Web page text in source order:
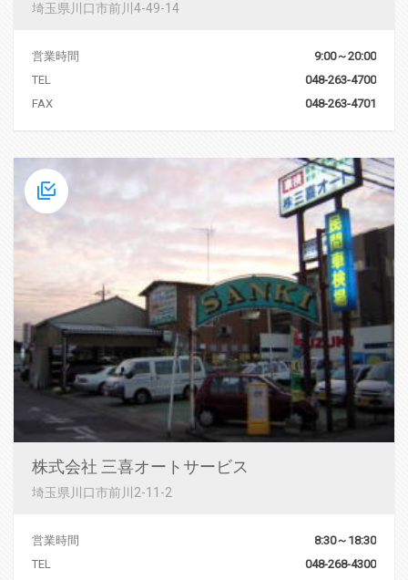
埼玉県川口市前川4-49-14
営業時間
9:00～20:00
TEL
048-263-4700
FAX
048-263-4701
株式会社 三喜オートサービス
埼玉県川口市前川2-11-2
営業時間
8:30～18:30
TEL
048-268-4300